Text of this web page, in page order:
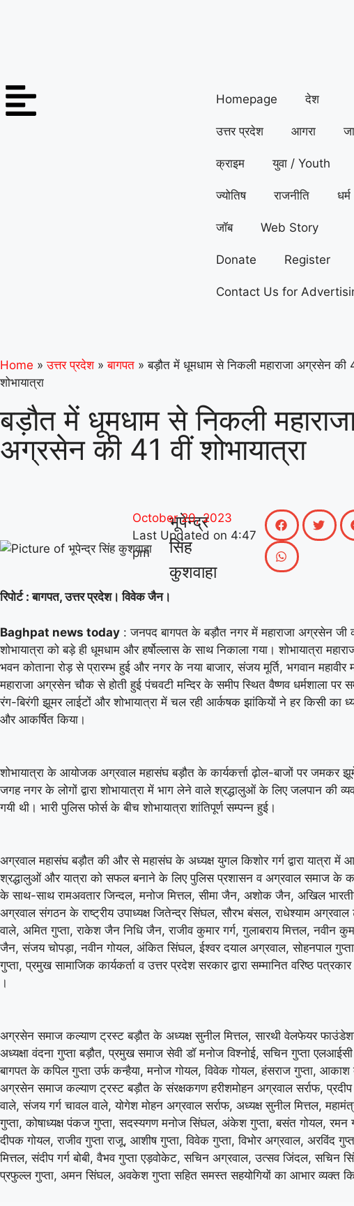
Homepage देश
उत्तर प्रदेश आगरा
क्राइम युवा / Youth
ज्योतिष राजनीति धर्म
जॉब Web Story
Donate Register
Contact Us for
Home » उत्तर प्रदेश » बागपत » बड़ौत में धूमधाम से निकली महाराजा अग्रसेन की
शोभायात्रा
बड़ौत में धूमधाम से निकली
अग्रसेन की 41 वीं शोभायात्रा
भूपेन्द्र
सिंह
कुशवाहा
October 20, 2023
Last Updated on 4:47
pm
रिपोर्ट : बागपत, उत्तर प्रदेश। विवेक जैन।
Baghpat news today : जनपद बागपत के बड़ौत नगर में महाराजा अग्रसेन जी
शोभायात्रा को बड़े ही धूमधाम और हर्षोल्लास के साथ निकाला गया। शोभायात्रा
भवन कोताना रोड़ से प्रारम्भ हुई और नगर के नया बाजार, संजय मूर्ति, भगवान महावीर
महाराजा अग्रसेन चौक से होती हुई पंचवटी मन्दिर के समीप स्थित वैष्णव धर्मशाला पर
रंग-बिरंगी झूमर लाईटों और शोभायात्रा में चल रही आर्कषक झांकियों ने हर किसी का
और आकर्षित किया।
शोभायात्रा के आयोजक अग्रवाल महासंघ बड़ौत के कार्यकर्त्ता ढ़ोल-बाजों पर जमकर
जगह नगर के लोगों द्वारा शोभायात्रा में भाग लेने वाले श्रद्धालुओं के लिए जलपान की
गयी थी। भारी पुलिस फोर्स के बीच शोभायात्रा शांतिपूर्ण सम्पन्न हुई।
अग्रवाल महासंघ बड़ौत की और से महासंघ के अध्यक्ष युगल किशोर गर्ग द्वारा यात्रा में
श्रद्धालुओं और यात्रा को सफल बनाने के लिए पुलिस प्रशासन व अग्रवाल समाज के
के साथ-साथ रामअवतार जिन्दल, मनोज मित्तल, सीमा जैन, अशोक जैन, अखिल
अग्रवाल संगठन के राष्ट्रीय उपाध्यक्ष जितेन्द्र सिंघल, सौरभ बंसल, राधेश्याम अग्रवाल
वाले, अमित गुप्ता, राकेश जैन निधि जैन, राजीव कुमार गर्ग, गुलाबराय मित्तल, नवीन
जैन, संजय चोपड़ा, नवीन गोयल, अंकित सिंघल, ईश्वर दयाल अग्रवाल, सोहनपाल
गुप्ता, प्रमुख सामाजिक कार्यकर्ता व उत्तर प्रदेश सरकार द्वारा सम्मानित वरिष्ठ
।
अग्रसेन समाज कल्याण ट्रस्ट बड़ौत के अध्यक्ष सुनील मित्तल, सारथी वेलफेयर
अध्यक्षा वंदना गुप्ता बड़ौत, प्रमुख समाज सेवी डॉ मनोज विश्नोई, सचिन गुप्ता
बागपत के कपिल गुप्ता उर्फ कन्हैया, मनोज गोयल, विवेक गोयल, हंसराज गुप्ता,
अग्रसेन समाज कल्याण ट्रस्ट बड़ौत के संरक्षकगण हरीशमोहन अग्रवाल सर्राफ, प्रदीप
वाले, संजय गर्ग चावल वाले, योगेश मोहन अग्रवाल सर्राफ, अध्यक्ष सुनील मित्तल,
गुप्ता, कोषाध्यक्ष पंकज गुप्ता, सदस्यगण मनोज सिंघल, अंकेश गुप्ता, बसंत गोयल, रमन
दीपक गोयल, राजीव गुप्ता राजू, आशीष गुप्ता, विवेक गुप्ता, विभोर अग्रवाल, अरविंद
मित्तल, संदीप गर्ग बोबी, वैभव गुप्ता एड़वोकेट, सचिन अग्रवाल, उत्सव जिंदल, सचिन
प्रफुल्ल गुप्ता, अमन सिंघल, अवकेश गुप्ता सहित समस्त सहयोगियों का आभार व्यक्त
07 Aug 2026, Fri 13:00 GMT
ODI
At Grace Road
Leice
v
Warwickshire
« »
Full Scorecard
Get this Widget
07
ODI
Sussex
Match
«